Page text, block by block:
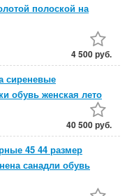
полоской на
4 500 руб.
сиреневые
обувь женская лето
40 500 руб.
45 44 размер
санадли обувь